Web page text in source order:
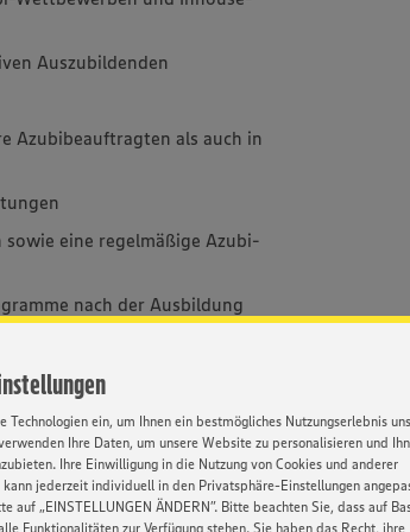
Technologien ein, um Ihnen ein bestmögliches Nutzungserlebnis
Ihre Daten, um unsere Website zu personalisieren und
Ihre Einwilligung in die Nutzung von Cookies und anderer
jederzeit individuell in den Privatsphäre-Einstellungen
auf „EINSTELLUNGEN ÄNDERN”. Bitte beachten Sie, dass auf
Funktionalitäten zur Verfügung stehen. Sie haben das Recht, ihre
Auszubildenden
Azubibeauftragten als auch in
sowie eine regelmäßige Azubi-
nach der Ausbildung
ist in
der
Kontakt
Ihre
Anna Wienand